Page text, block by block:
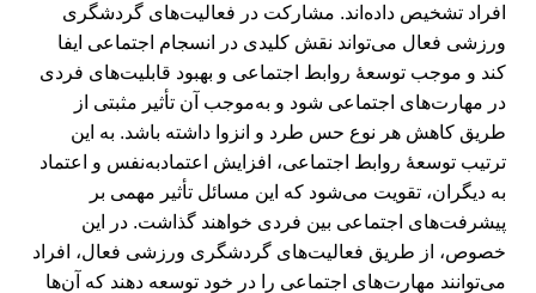
افراد تشخیص داده‌اند. مشارکت در فعالیت‌های گردشگری
ورزشی فعال می‌تواند نقش کلیدی در انسجام اجتماعی ایفا
کند و موجب توسعۀ روابط اجتماعی و بهبود قابلیت‌های فردی
در مهارت‌های اجتماعی شود و به‌موجب آن تأثیر مثبتی از
طریق کاهش هر نوع حس طرد و انزوا داشته باشد. به ‌این
ترتیب توسعۀ روابط اجتماعی، افزایش اعتماد‌به‌نفس و اعتماد
به دیگران، تقویت می‌شود که این مسائل تأثیر مهمی بر
پیشرفت‌های اجتماعی بین فردی خواهند گذاشت. در این
خصوص، از طریق فعالیت‌های گردشگری ورزشی فعال، افراد
می‌توانند مهارت‌های اجتماعی را در خود توسعه دهند که آن‌ها